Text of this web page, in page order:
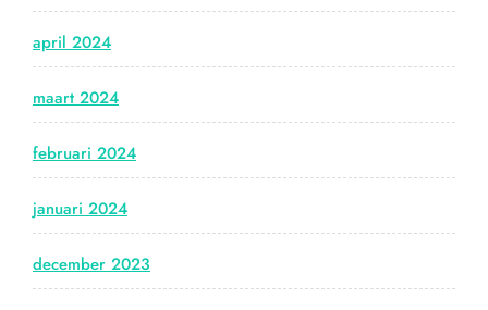
april 2024
maart 2024
februari 2024
januari 2024
december 2023